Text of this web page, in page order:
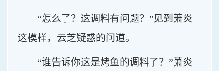
“怎么了？这调料有问题？”见到萧炎
这模样，云芝疑惑的问道。
“谁告诉你这是烤鱼的调料了？”萧炎